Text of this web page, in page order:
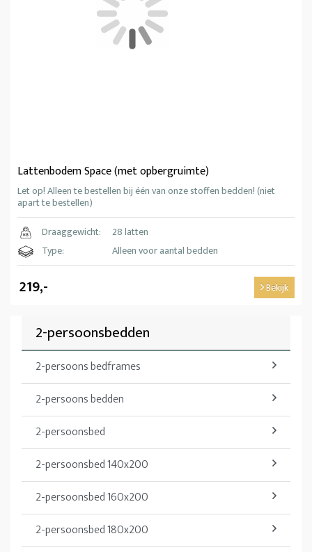
Lattenbodem Space (met opbergruimte)
Let op! Alleen te bestellen bij één van onze stoffen bedden! (niet
apart te bestellen)
Draaggewicht:
28 latten
Type:
Alleen voor aantal bedden
219,- Bekijk
2-persoonsbedden
2-persoons bedframes
2-persoons bedden
2-persoonsbed
2-persoonsbed 140x200
2-persoonsbed 160x200
2-persoonsbed 180x200